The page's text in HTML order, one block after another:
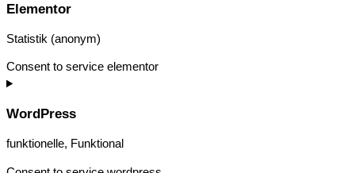
Elementor
Statistik (anonym)
Consent to service elementor
WordPress
funktionelle, Funktional